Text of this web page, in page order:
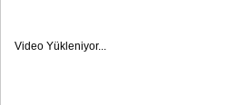
Video Yükleniyor...